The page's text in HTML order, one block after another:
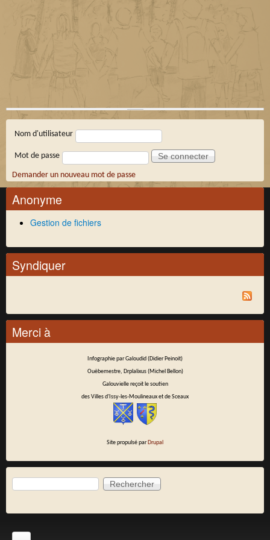
Connexion membre
Nom d'utilisateur
Mot de passe
Demander un nouveau mot de passe
Anonyme
Gestion de fichiers
Syndiquer
Merci à
Infographie par Galoudid (Didier Peinoit)
Ouèbemestre, Drplalixus (Michel Bellon)
Galouvielle reçoit le soutien
des Villes d'Issy-les-Moulineaux et de Sceaux
Site propulsé parDrupal
Formulaire de recherche
Rechercher